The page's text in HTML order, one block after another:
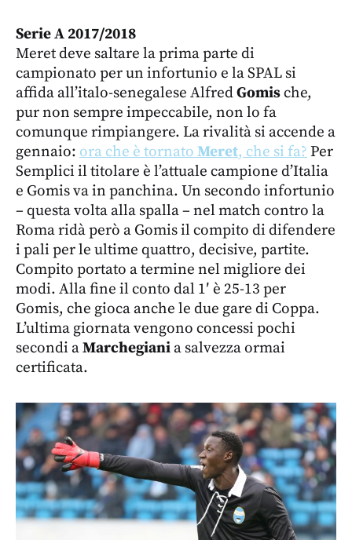
Serie A 2017/2018
Meret deve saltare la prima parte di
campionato per un infortunio e la SPAL si
affida all’italo-senegalese AlfredGomische,
pur non sempre impeccabile, non lo fa
comunque rimpiangere. La rivalità si accende a
gennaio: ora che è tornato Meret, che si fa? Per
Semplici il titolare è l’attuale campione d’Italia
e Gomis va in panchina. Un secondo infortunio
– questa volta alla spalla – nel match contro la
Roma ridà però a Gomis il compito di difendere
i pali per le ultime quattro, decisive, partite.
Compito portato a termine nel migliore dei
modi. Alla fine il conto dal 1′ è 25-13 per
Gomis, che gioca anche le due gare di Coppa.
L’ultima giornata vengono concessi pochi
secondi aMarchegiani a salvezza ormai
certificata.